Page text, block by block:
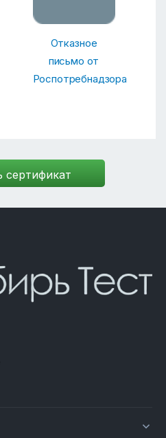
Отказное
письмо от
Роспотребнадзора